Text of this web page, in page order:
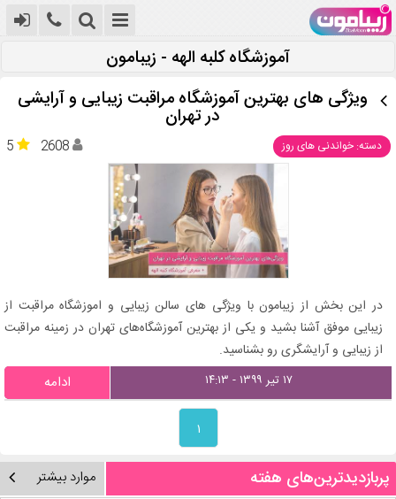
آموزشگاه کلبه الهه - زیبامون
ویژگی های بهترین آموزشگاه مراقبت زیبایی و آرایشی
در تهران
دسته: خواندنی های روز 5 2608
در این بخش از زیبامون با ویژگی های سالن زیبایی و اموزشگاه مراقبت از
زیبایی موفق آشنا بشید و یکی از بهترین آموزشگاه‌های تهران در زمینه مراقبت
از زیبایی و آرایشگری رو بشناسید.
۱۷ تیر ۱۳۹۹ - ۱۴:۱۳ ادامه
۱
پربازدیدترین‌های هفته موارد بیشتر